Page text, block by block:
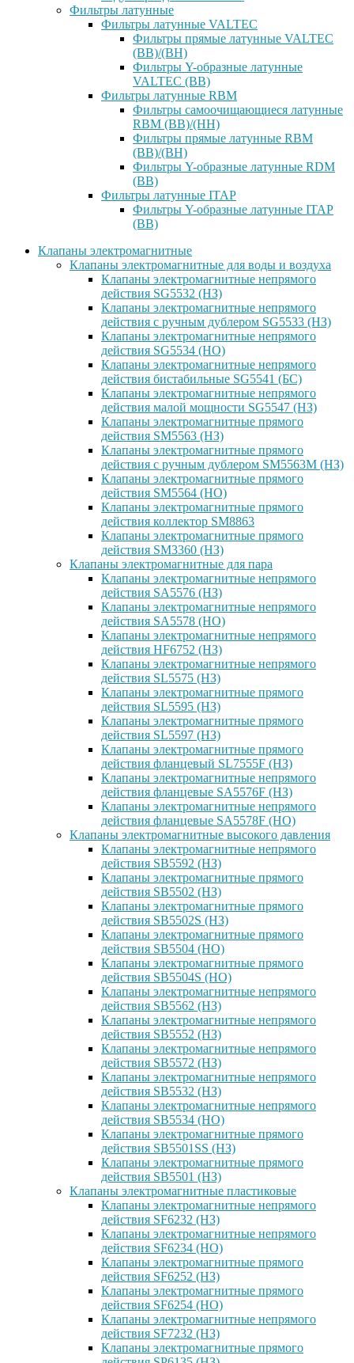
Фильтры латунные
Фильтры латунные VALTEC
Фильтры прямые латунные VALTEC
(ВВ)/(ВН)
Фильтры Y-образные латунные
VALTEC (ВВ)
Фильтры латунные RBM
Фильтры самоочищающиеся латунные
RBM (ВВ)/(НН)
Фильтры прямые латунные RBM
(ВВ)/(ВН)
Фильтры Y-образные латунные RDM
(ВВ)
Фильтры латунные ITAP
Фильтры Y-образные латунные ITAP
(ВВ)
Клапаны электромагнитные
Клапаны электромагнитные для воды и воздуха
Клапаны электромагнитные непрямого
действия SG5532 (НЗ)
Клапаны электромагнитные непрямого
действия с ручным дублером SG5533 (НЗ)
Клапаны электромагнитные непрямого
действия SG5534 (НО)
Клапаны электромагнитные непрямого
действия бистабильные SG5541 (БС)
Клапаны электромагнитные непрямого
действия малой мощности SG5547 (НЗ)
Клапаны электромагнитные прямого
действия SM5563 (НЗ)
Клапаны электромагнитные прямого
действия с ручным дублером SM5563M (НЗ)
Клапаны электромагнитные прямого
действия SM5564 (НО)
Клапаны электромагнитные прямого
дейcтвия коллектор SM8863
Клапаны электромагнитные прямого
действия SM3360 (НЗ)
Клапаны электромагнитные для пара
Клапаны электромагнитные непрямого
действия SA5576 (НЗ)
Клапаны электромагнитные непрямого
действия SA5578 (НО)
Клапаны электромагнитные непрямого
действия HF6752 (НЗ)
Клапаны электромагнитные непрямого
действия SL5575 (НЗ)
Клапаны электромагнитные прямого
действия SL5595 (НЗ)
Клапаны электромагнитные прямого
действия SL5597 (НЗ)
Клапаны электромагнитные прямого
действия фланцевый SL7555F (НЗ)
Клапаны электромагнитные непрямого
действия фланцевые SA5576F (НЗ)
Клапаны электромагнитные непрямого
действия фланцевые SA5578F (НО)
Клапаны электромагнитные высокого давления
Клапаны электромагнитные непрямого
действия SB5592 (НЗ)
Клапаны электромагнитные прямого
действия SB5502 (НЗ)
Клапаны электромагнитные прямого
действия SB5502S (НЗ)
Клапаны электромагнитные прямого
действия SB5504 (НО)
Клапаны электромагнитные прямого
действия SB5504S (НО)
Клапаны электромагнитные непрямого
действия SB5562 (НЗ)
Клапаны электромагнитные непрямого
действия SB5552 (НЗ)
Клапаны электромагнитные непрямого
действия SB5572 (НЗ)
Клапаны электромагнитные непрямого
действия SB5532 (НЗ)
Клапаны электромагнитные непрямого
действия SB5534 (НО)
Клапаны электромагнитные прямого
действия SB5501SS (НЗ)
Клапаны электромагнитные прямого
действия SB5501 (НЗ)
Клапаны электромагнитные пластиковые
Клапаны электромагнитные непрямого
действия SF6232 (НЗ)
Клапаны электромагнитные непрямого
действия SF6234 (НО)
Клапаны электромагнитные прямого
действия SF6252 (НЗ)
Клапаны электромагнитные прямого
действия SF6254 (НО)
Клапаны электромагнитные непрямого
действия SF7232 (НЗ)
Клапаны электромагнитные прямого